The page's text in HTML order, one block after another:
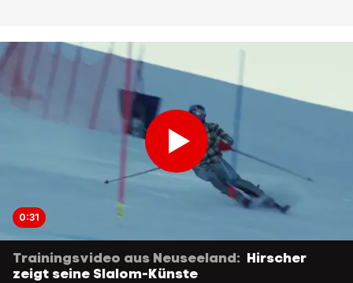
0:31
Trainingsvideo aus Neuseeland: Hirscher
zeigt seine Slalom-Künste